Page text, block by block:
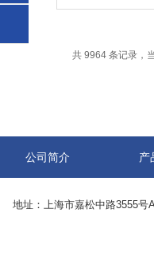
21063029-
共 9964 条记录，
公司简介 产
地址：上海市嘉松中路3555